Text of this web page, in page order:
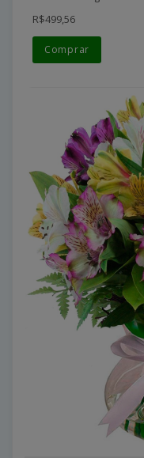
R$499,56
Comprar